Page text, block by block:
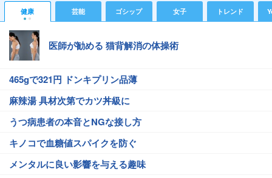
健康 芸能 ゴシップ 女子 トレンド
医師が勧める 猫背解消の体操術
465gで321円 ドンキプリン品薄
麻辣湯 具材次第でカツ丼級に
うつ病患者の本音とNGな接し方
キノコで血糖値スパイクを防ぐ
メンタルに良い影響を与える趣味